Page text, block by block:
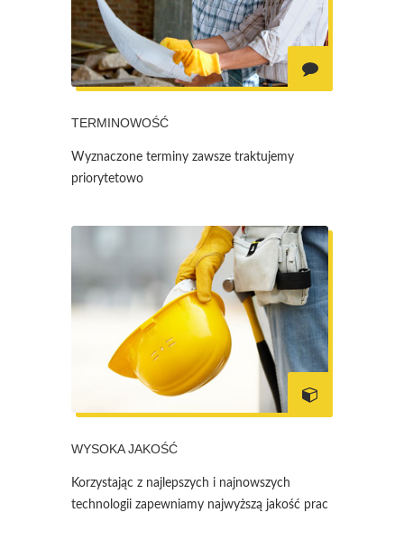
TERMINOWOŚĆ
Wyznaczone terminy zawsze traktujemy
priorytetowo
WYSOKA JAKOŚĆ
Korzystając z najlepszych i najnowszych
technologii zapewniamy najwyższą jakość prac